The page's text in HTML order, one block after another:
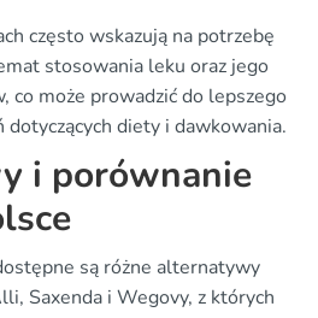
często wskazują na potrzebę
stosowania leku oraz jego
co może prowadzić do lepszego
dotyczących diety i dawkowania.
i porównanie
są różne alternatywy
Saxenda i Wegovy, z których